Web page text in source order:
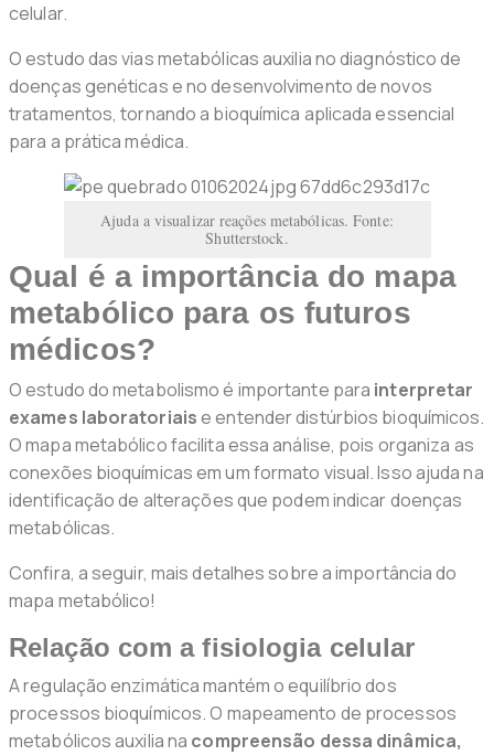
celular.
O estudo das vias metabólicas auxilia no diagnóstico de
doenças genéticas e no desenvolvimento de novos
tratamentos, tornando a bioquímica aplicada essencial
para a prática médica.
Ajuda a visualizar reações metabólicas. Fonte:
Shutterstock.
Qual é a importância do mapa
metabólico para os futuros
médicos?
O estudo do metabolismo é importante para interpretar
exames laboratoriaise entender distúrbios bioquímicos.
O mapa metabólico facilita essa análise, pois organiza as
conexões bioquímicas em um formato visual. Isso ajuda na
identificação de alterações que podem indicar doenças
metabólicas.
Confira, a seguir, mais detalhes sobre a importância do
mapa metabólico!
Relação com a fisiologia celular
A regulação enzimática mantém o equilíbrio dos
processos bioquímicos. O mapeamento de processos
metabólicos auxilia na compreensão dessa dinâmica,